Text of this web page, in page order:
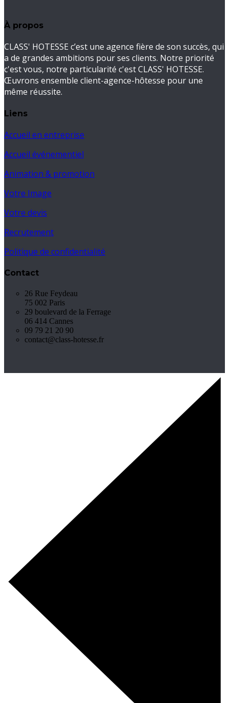
À propos
CLASS' HOTESSE c’est une agence fière de son succès, qui
a de grandes ambitions pour ses clients. Notre priorité
c'est vous, notre particularité c'est CLASS' HOTESSE.
Œuvrons ensemble client-agence-hôtesse pour une
même réussite.
Liens
Accueil en entreprise
Accueil événementiel
Animation & promotion
Votre Image
Votre devis
Recrutement
Politique de confidentialité
Contact
26 Rue Feydeau
75 002 Paris
29 boulevard de la Ferrage
06 414 Cannes
09 79 21 20 90
contact@class-hotesse.fr